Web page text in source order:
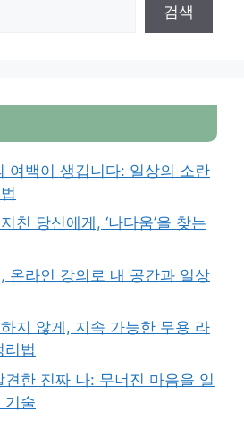
검색
여백이 생깁니다: 일상의 소란
친 당신에게, ‘나다움’을 찾는
온라인 강의로 내 공간과 일상
지 않게, 지속 가능한 무용 라
리법
한 진짜 나: 무너진 마음을 일
기술